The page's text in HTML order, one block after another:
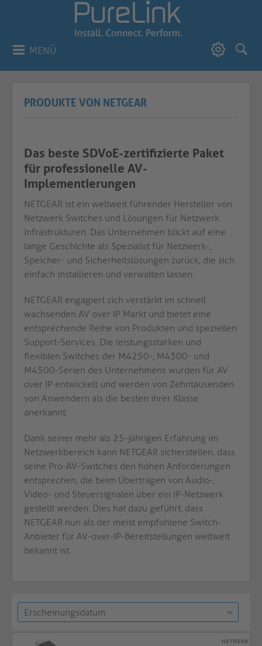
MENÜ
PRODUKTE VON NETGEAR
Das beste SDVoE-zertifizierte Paket
für professionelle AV-
Implementierungen
NETGEAR ist ein weltweit führender Hersteller von
Netzwerk Switches und Lösungen für Netzwerk
Infrastrukturen. Das Unternehmen blickt auf eine
lange Geschichte als Spezialist für Netzwerk-,
Speicher- und Sicherheitslösungen zurück, die sich
einfach installieren und verwalten lassen.
NETGEAR engagiert sich verstärkt im schnell
wachsenden AV over IP Markt und bietet eine
entsprechende Reihe von Produkten und speziellen
Support-Services. Die leistungsstarken und
flexiblen Switches der M4250-, M4300- und
M4500-Serien des Unternehmens wurden für AV
over IP entwickelt und werden von Zehntausenden
von Anwendern als die besten ihrer Klasse
anerkannt.
Dank seiner mehr als 25-jährigen Erfahrung im
Netzwerkbereich kann NETGEAR sicherstellen, dass
seine Pro-AV-Switches den hohen Anforderungen
entsprechen, die beim Übertragen von Audio-,
Video- und Steuersignalen über ein IP-Netzwerk
gestellt werden. Dies hat dazu geführt, dass
NETGEAR nun als der meist empfohlene Switch-
Anbieter für AV-over-IP-Bereitstellungen weltweit
bekannt ist.